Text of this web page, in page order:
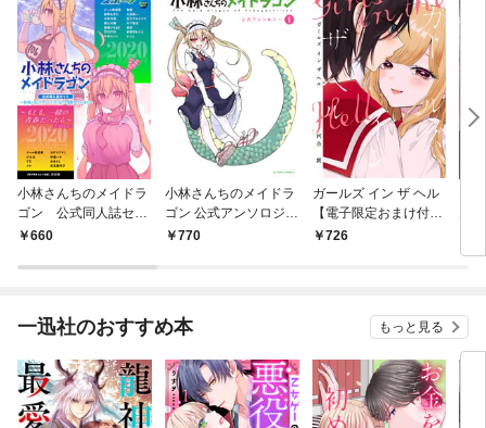
小林さんちのメイドラ
ゴン 公式同人誌セッ
ト～制服で恋！スポー
っちゃうよ！！～【お
660
小林さんちのメイドラ
ゴン 公式アンソロジー
1 770
ガールズ イン ザ ヘル
【電子限定おまけ付
き】726
一迅社のおすすめ本 もっと見る